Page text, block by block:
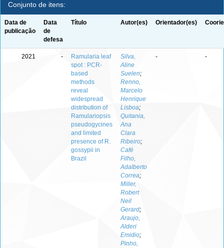
Conjunto de itens:
Data de
publicação
Data
de
defesa
Título Autor(es) Orientador(es)
2021 -
Ramularia leaf
spot : PCR-
based
methods
reveal
widespread
distribution of
Ramulariopsis
pseudogycines
and limited
presence of R.
gossypii in
Brazil
Silva,
Aline
Suelen;
Renno,
Marcelo
Henrique
Lisboa;
Quitania,
Ana
Clara
Ribeiro;
Café
Filho,
Adalberto
Correa;
Miller,
Robert
Neil
Gerard;
Araujo,
Alderi
Emidio;
Pinho,
- -